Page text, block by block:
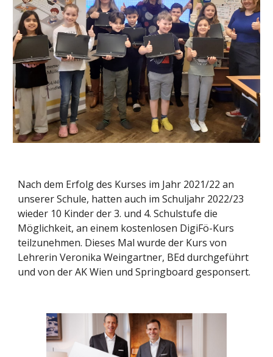
Nach dem Erfolg des Kurses im Jahr 2021/22 an
unserer Schule, hatten auch im Schuljahr 2022/23
wieder 10 Kinder der 3. und 4. Schulstufe die
Möglichkeit, an einem kostenlosen DigiFö-Kurs
teilzunehmen. Dieses Mal wurde der Kurs von
Lehrerin Veronika Weingartner, BEd durchgeführt
und von der AK Wien und Springboard gesponsert.